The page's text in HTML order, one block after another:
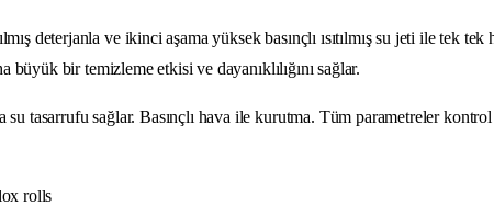
deterjanla ve ikinci aşama yüksek basınçlı ısıtılmış su jeti ile tek
büyük bir temizleme etkisi ve dayanıklılığını sağlar.
tasarrufu sağlar. Basınçlı hava ile kurutma. Tüm parametreler
rolls